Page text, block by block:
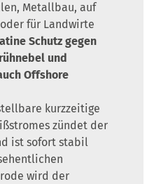
Metallbau, auf
für Landwirte
Schutz gegen
und
Offshore
kurzzeitige
zündet der
ist sofort stabil
wird der